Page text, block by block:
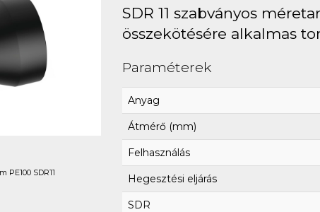
PE100 SDR11
SDR 11 szabványos
összekötésére alkalmas
Paraméterek
Anyag
Átmérő (mm)
Felhasználás
Hegesztési eljárás
SDR